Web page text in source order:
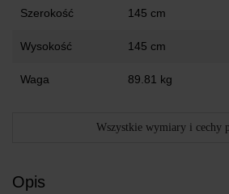
Szerokość 145 cm
Wysokość 145 cm
Waga 89.81 kg
Wszystkie wymiary i cechy
Opis